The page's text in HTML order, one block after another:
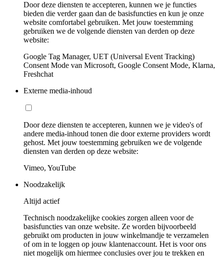
Door deze diensten te accepteren, kunnen we je functies
bieden die verder gaan dan de basisfuncties en kun je onze
website comfortabel gebruiken. Met jouw toestemming
gebruiken we de volgende diensten van derden op deze
website:
Google Tag Manager, UET (Universal Event Tracking)
Consent Mode van Microsoft, Google Consent Mode, Klarna,
Freshchat
Externe media-inhoud
Door deze diensten te accepteren, kunnen we je video's of
andere media-inhoud tonen die door externe providers wordt
gehost. Met jouw toestemming gebruiken we de volgende
diensten van derden op deze website:
Vimeo, YouTube
Noodzakelijk
Altijd actief
Technisch noodzakelijke cookies zorgen alleen voor de
basisfuncties van onze website. Ze worden bijvoorbeeld
gebruikt om producten in jouw winkelmandje te verzamelen
of om in te loggen op jouw klantenaccount. Het is voor ons
niet mogelijk om hiermee conclusies over jou te trekken en